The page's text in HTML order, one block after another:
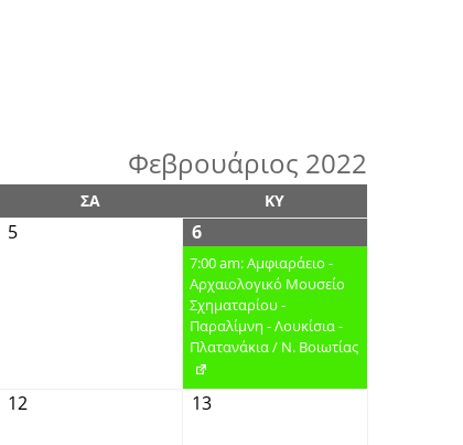
Φεβρουάριος 2022
ΣΑ ΚΥ
5 6
7:00 am: Αμφιαράειο -
Αρχαιολογικό Μουσείο
Σχηματαρίου -
Παραλίμνη - Λουκίσια -
Πλατανάκια / Ν. Βοιωτίας
12 13